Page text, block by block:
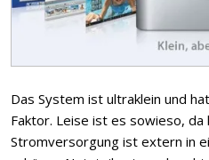
Das System ist ultraklein und
Faktor. Leise ist es sowieso,
Stromversorgung ist extern in